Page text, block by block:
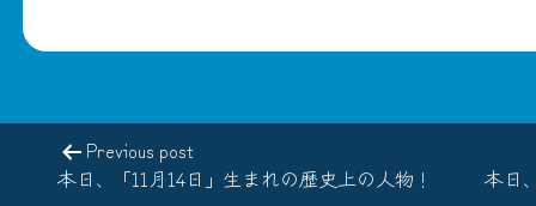
Previous post
本日、「11月14日」生まれの歴史上の人物！
本日